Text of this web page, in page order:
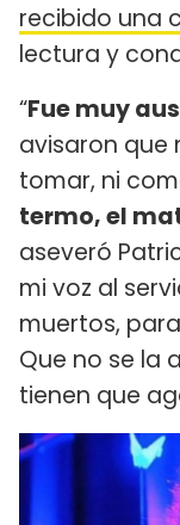
recibido una
lectura y
“Fue muy
avisaron que
tomar, ni
termo, el
aseveró
mi voz al
muertos,
Que no se la
tienen que